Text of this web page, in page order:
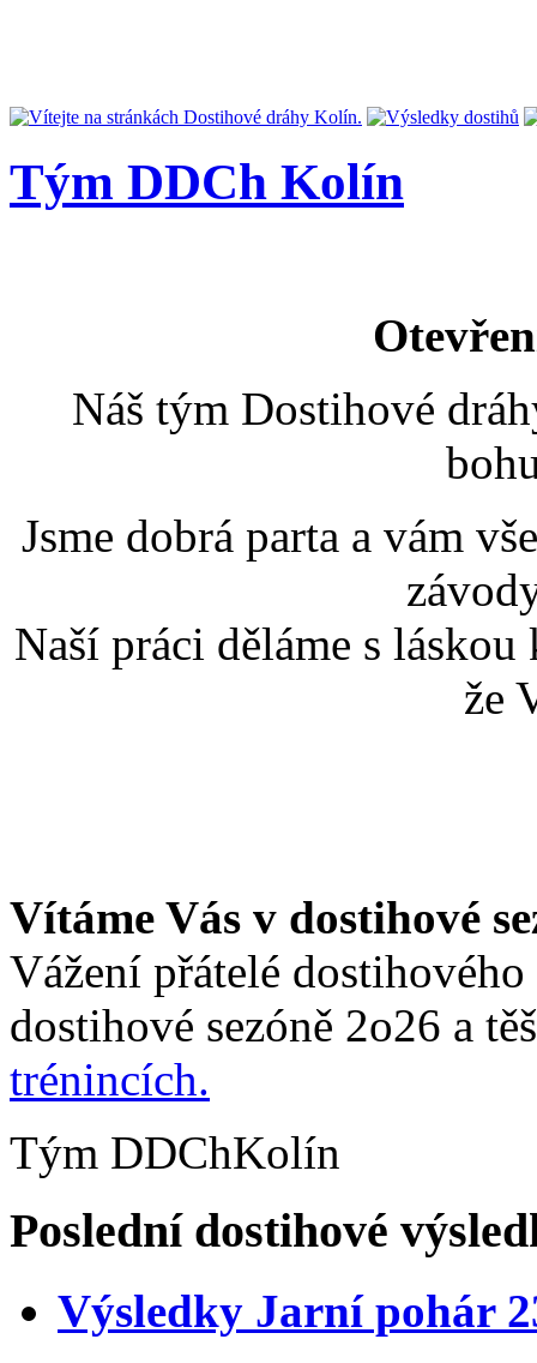
Tým DDCh Kolín
Náš tým Dostihové
Jsme dobrá parta a vám
Naší práci děláme s
že
Vítáme Vás v dostihové
Vážení přátelé
dostihové sezóně 2o26 a
trénincích.
Tým DDChKolín
Poslední dostihové
Výsledky Jarní pohár